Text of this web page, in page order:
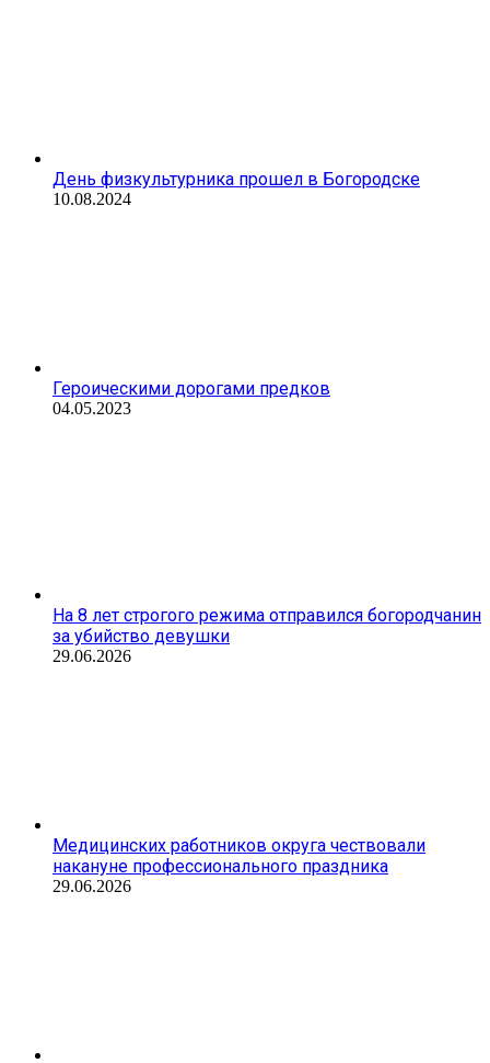
День физкультурника прошел в Богородске
10.08.2024
Героическими дорогами предков
04.05.2023
На 8 лет строгого режима отправился богородчанин
за убийство девушки
29.06.2026
Медицинских работников округа чествовали
накануне профессионального праздника
29.06.2026